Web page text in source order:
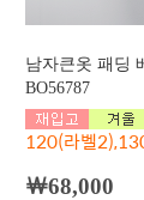
남자큰옷 패딩
BO56787
120(라벨
￦68,000